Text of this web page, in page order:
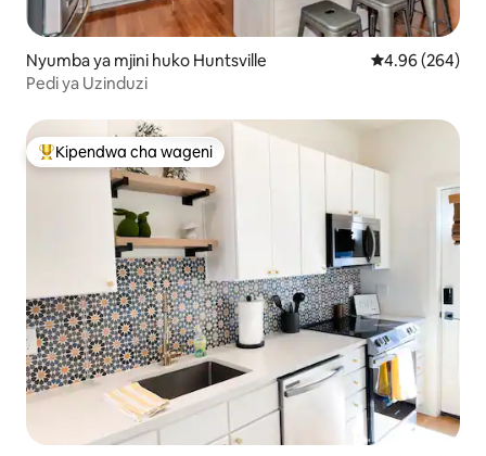
Nyumba ya mjini huko Huntsville Ukadiriaji wa
4.96 (264)
Pedi ya Uzinduzi
Kipendwa maarufu cha wageni
Kipendwa cha wageni